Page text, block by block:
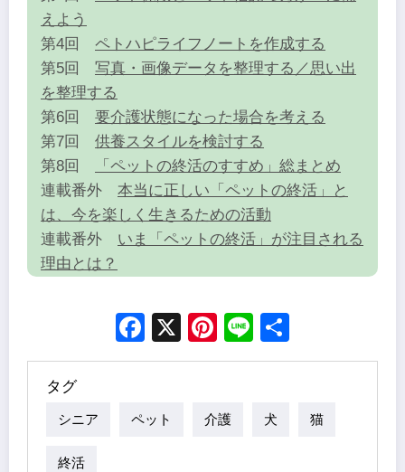
えよう
第4回 ペトハピライフノートを作成する
第5回 写真・画像データを整理する／思い出
を整理する
第6回 要介護状態になった場合を考える
第7回 供養スタイルを検討する
第8回
「ペットの終活のすすめ」総まとめ
連載番外 本当に正しい「ペットの終活」と
は、今を楽しく生きるための活動
連載番外 いま「ペットの終活」が注目される
理由とは？
Facebook
X Pinterest
Line
タグ
シニア ペット 介護 犬 猫
終活